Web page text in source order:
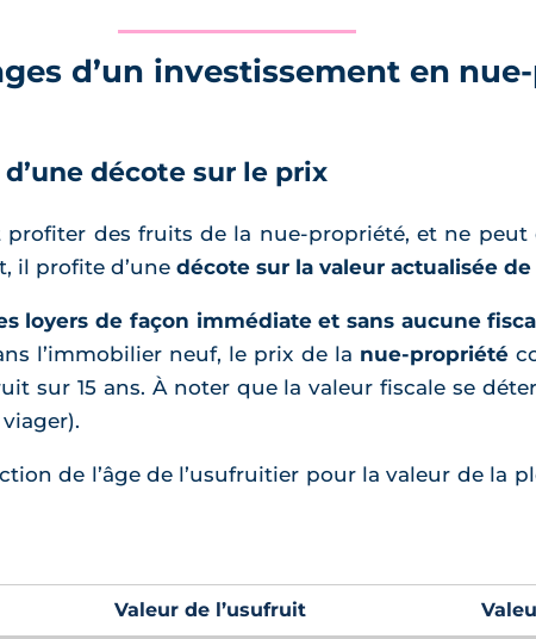
d’un investissement en
décote sur le prix
des fruits de la nue-propriété, et ne peut
il profite d’une décote sur la valeur actualisée
loyers de façon immédiate et sans aucune
l’immobilier neuf, le prix de la nue-propriété
sur 15 ans. À noter que la valeur fiscale se
de l’âge de l’usufruitier pour la valeur de la
Valeur de l’usufruit